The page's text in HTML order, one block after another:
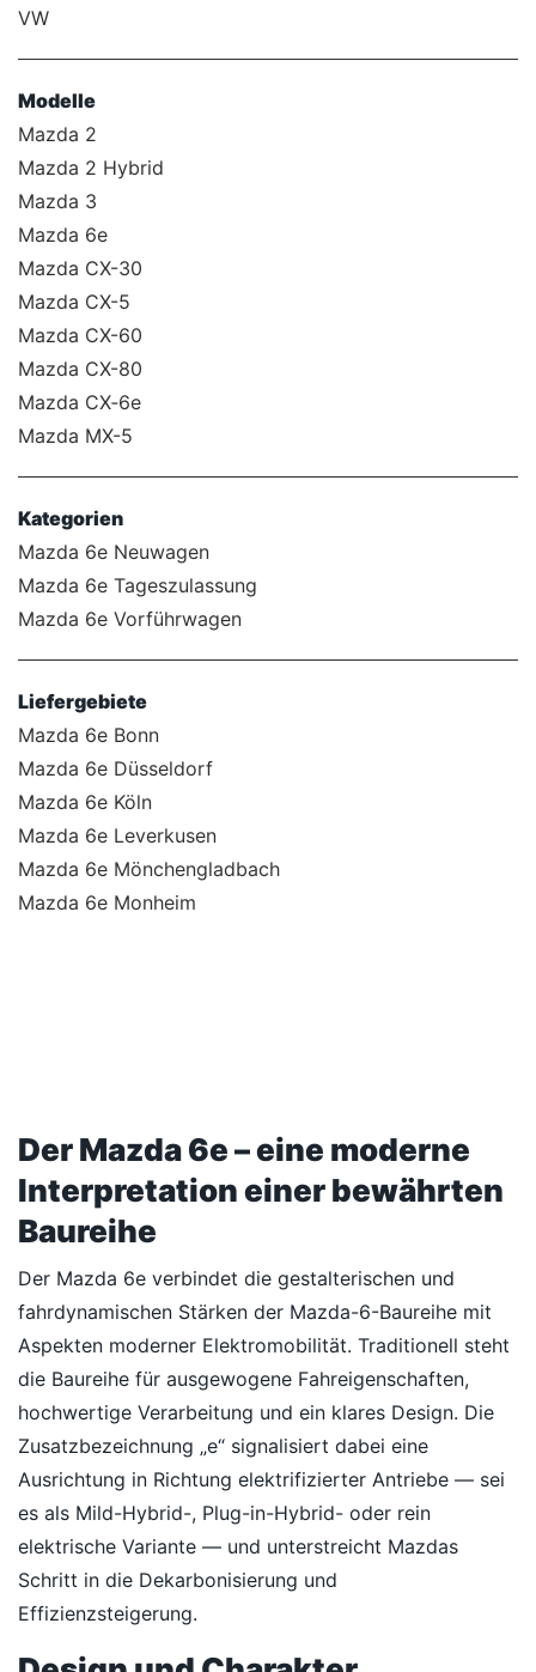
VW
Modelle
Mazda 2
Mazda 2 Hybrid
Mazda 3
Mazda 6e
Mazda CX-30
Mazda CX-5
Mazda CX-60
Mazda CX-80
Mazda CX‑6e
Mazda MX-5
Kategorien
Mazda 6e Neuwagen
Mazda 6e Tageszulassung
Mazda 6e Vorführwagen
Liefergebiete
Mazda 6e Bonn
Mazda 6e Düsseldorf
Mazda 6e Köln
Mazda 6e Leverkusen
Mazda 6e Mönchengladbach
Mazda 6e Monheim
Der Mazda 6e – eine moderne
Interpretation einer bewährten
Baureihe
Der Mazda 6e verbindet die gestalterischen und
fahrdynamischen Stärken der Mazda-6-Baureihe mit
Aspekten moderner Elektromobilität. Traditionell steht
die Baureihe für ausgewogene Fahreigenschaften,
hochwertige Verarbeitung und ein klares Design. Die
Zusatzbezeichnung „e“ signalisiert dabei eine
Ausrichtung in Richtung elektrifizierter Antriebe — sei
es als Mild-Hybrid-, Plug-in-Hybrid- oder rein
elektrische Variante — und unterstreicht Mazdas
Schritt in die Dekarbonisierung und
Effizienzsteigerung.